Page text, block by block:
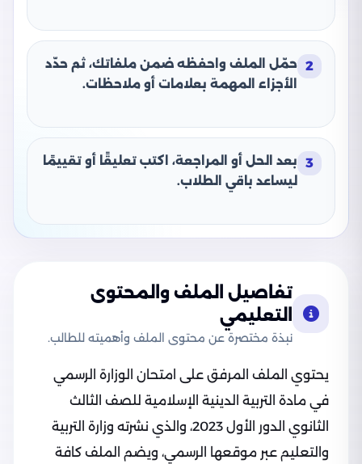
2 حمّل الملف واحفظه ضمن ملفاتك، ثم حدّد
الأجزاء المهمة بعلامات أو ملاحظات.
3
بعد الحل أو المراجعة، اكتب تعليقًا أو تقييمًا
ليساعد باقي الطلاب.
تفاصيل الملف والمحتوى
التعليمي
نبذة مختصرة عن محتوى الملف وأهميته للطالب.
يحتوي الملف المرفق على امتحان الوزارة الرسمي
في مادة التربية الدينية الإسلامية للصف الثالث
الثانوي الدور الأول 2023، والذي نشرته وزارة التربية
والتعليم عبر موقعها الرسمي، ويضم الملف كافة